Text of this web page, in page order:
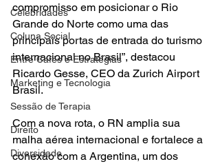
Celebridades
Coluna Social
Entre Cafés e Estratégias
Marketing e Tecnologia
Sessão de Terapia
Direito
Diversidade
compromisso em posicionar o Rio
Grande do Norte como uma das
principais portas de entrada do turismo
internacional no Brasil”, destacou
Ricardo Gesse, CEO da Zurich Airport
Brasil.
Com a nova rota, o RN amplia sua
malha aérea internacional e fortalece a
conexão com a Argentina, um dos